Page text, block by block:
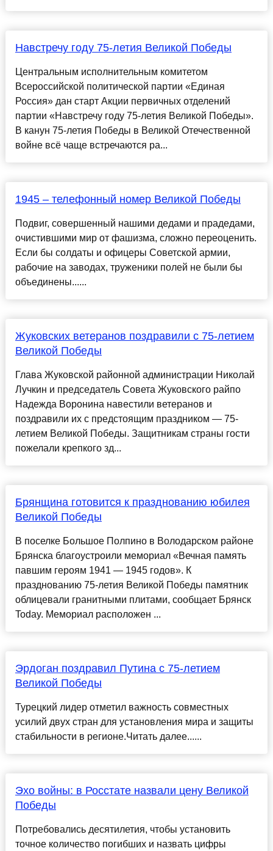
Навстречу году 75-летия Великой Победы
Центральным исполнительным комитетом
Всероссийской политической партии «Единая
Россия» дан старт Акции первичных отделений
партии «Навстречу году 75-летия Великой Победы».
В канун 75-летия Победы в Великой Отечественной
войне всё чаще встречаются ра...
1945 – телефонный номер Великой Победы
Подвиг, совершенный нашими дедами и прадедами,
очистившими мир от фашизма, сложно переоценить.
Если бы солдаты и офицеры Советской армии,
рабочие на заводах, труженики полей не были бы
объединены......
Жуковских ветеранов поздравили с 75-летием
Великой Победы
Глава Жуковской районной администрации Николай
Лучкин и председатель Совета Жуковского райпо
Надежда Воронина навестили ветеранов и
поздравили их с предстоящим праздником — 75-
летием Великой Победы. Защитникам страны гости
пожелали крепкого зд...
Брянщина готовится к празднованию юбилея
Великой Победы
В поселке Большое Полпино в Володарском районе
Брянска благоустроили мемориал «Вечная память
павшим героям 1941 — 1945 годов». К
празднованию 75-летия Великой Победы памятник
облицевали гранитными плитами, сообщает Брянск
Today. Мемориал расположен ...
Эрдоган поздравил Путина с 75-летием
Великой Победы
Турецкий лидер отметил важность совместных
усилий двух стран для установления мира и защиты
стабильности в регионе.Читать далее......
Эхо войны: в Росстате назвали цену Великой
Победы
Потребовались десятилетия, чтобы установить
точное количество погибших и назвать цифры